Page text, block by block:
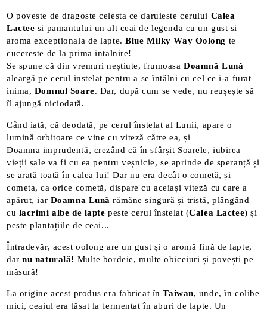
O poveste de dragoste celesta ce daruieste cerului Calea
Lactee si pamantului un alt ceai de legenda cu un gust si
aroma exceptionala de lapte.Blue Milky Way Oolong te
cucereste de la prima intalnire!
Se spune că din vremuri neștiute, frumoasaDoamnă Lună
aleargă pe cerul înstelat pentru a se întâlni cu cel ce i-a furat
inima, Domnul Soare. Dar, după cum se vede, nu reușește să
îl ajungă niciodată.
Când iată, că deodată, pe cerul înstelat al Lunii, apare o
lumină orbitoare ce vine cu viteză către ea, și
Doamna imprudentă, crezând că în sfârșit Soarele, iubirea
vieții sale va fi cu ea pentru veșnicie, se aprinde de speranță și
se arată toată în calea lui! Dar nu era decât o cometă, și
cometa, ca orice cometă, dispare cu aceiași viteză cu care a
apărut, iar Doamna Lunărămâne singură și tristă, plângând
cu lacrimi albe de lapte peste cerul înstelat (Calea Lactee) și
peste plantațiile de ceai...
Întradevăr, acest oolong are un gust și o aromă fină de lapte,
darnu naturală! Multe bordeie, multe obiceiuri și povești pe
măsură!
La origine acest produs era fabricat înTaiwan, unde, în colibe
mici, ceaiul era lăsat la fermentat în aburi de lapte. Un